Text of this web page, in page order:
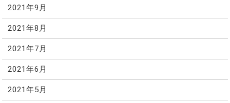
2021年9月
2021年8月
2021年7月
2021年6月
2021年5月